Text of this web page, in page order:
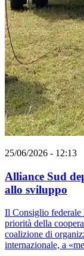
25/06/2026 - 12:13
Alliance Sud
allo sviluppo
Il Consiglio federale
priorità della
coalizione di
internazionale, a